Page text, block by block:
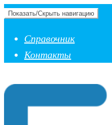
Показать/Скрыть навигацию
Справочник
Контакты